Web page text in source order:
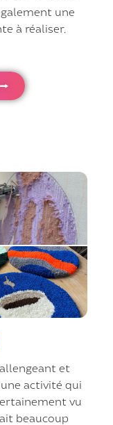
une
à réaliser.
et
activité qui
vu
beaucoup